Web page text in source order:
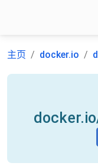
主页 docker.io